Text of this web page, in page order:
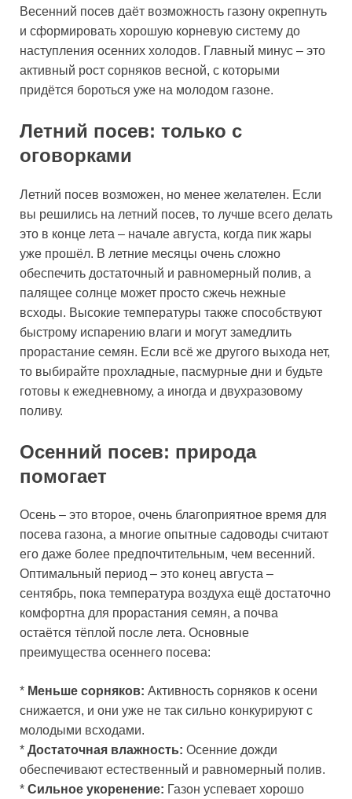
Весенний посев даёт возможность газону окрепнуть
и сформировать хорошую корневую систему до
наступления осенних холодов. Главный минус – это
активный рост сорняков весной, с которыми
придётся бороться уже на молодом газоне.
Летний посев: только с
оговорками
Летний посев возможен, но менее желателен. Если
вы решились на летний посев, то лучше всего делать
это в конце лета – начале августа, когда пик жары
уже прошёл. В летние месяцы очень сложно
обеспечить достаточный и равномерный полив, а
палящее солнце может просто сжечь нежные
всходы. Высокие температуры также способствуют
быстрому испарению влаги и могут замедлить
прорастание семян. Если всё же другого выхода нет,
то выбирайте прохладные, пасмурные дни и будьте
готовы к ежедневному, а иногда и двухразовому
поливу.
Осенний посев: природа
помогает
Осень – это второе, очень благоприятное время для
посева газона, а многие опытные садоводы считают
его даже более предпочтительным, чем весенний.
Оптимальный период – это конец августа –
сентябрь, пока температура воздуха ещё достаточно
комфортна для прорастания семян, а почва
остаётся тёплой после лета. Основные
преимущества осеннего посева:
* Меньше сорняков: Активность сорняков к осени
снижается, и они уже не так сильно конкурируют с
молодыми всходами.
* Достаточная влажность: Осенние дожди
обеспечивают естественный и равномерный полив.
* Сильное укоренение: Газон успевает хорошо